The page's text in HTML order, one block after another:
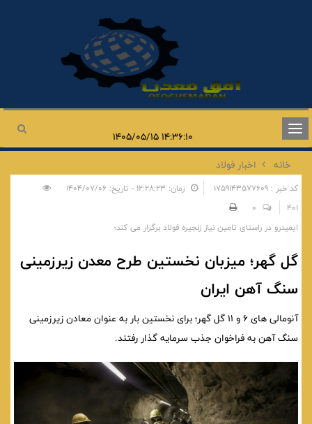
تغییر
وضعیت
ناوبری
خانه
اخبار فولاد
کد خبر : 1759143577609
زمان: ۱۲:۲۸:۲۳ - تاریخ: ۱۴۰۴/۰۷/۰۶
401
0
ایمیدرو در راستای تامین نیاز زنجیره فولاد برگزار می کند؛
گل گهر؛ میزبان نخستین طرح معدن زیرزمینی
سنگ آهن ایران
آنومالی های 6 و 11 گل گهر؛ برای نخستین بار به عنوان معادن زیرزمینی
سنگ آهن به فراخوان جذب سرمایه گذار رفتند.